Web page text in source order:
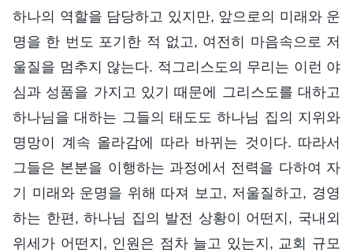
하나의 역할을 담당하고 있지만, 앞으로의 미래와 운
명을 한 번도 포기한 적 없고, 여전히 마음속으로 저
울질을 멈추지 않는다. 적그리스도의 무리는 이런 야
심과 성품을 가지고 있기 때문에 그리스도를 대하고
하나님을 대하는 그들의 태도도 하나님 집의 지위와
명망이 계속 올라감에 따라 바뀌는 것이다. 따라서
그들은 본분을 이행하는 과정에서 전력을 다하여 자
기 미래와 운명을 위해 따져 보고, 저울질하고, 경영
하는 한편, 하나님 집의 발전 상황이 어떤지, 국내외
위세가 어떤지, 인원은 점차 늘고 있는지, 교회 규모